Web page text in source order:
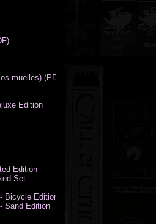
muelles) (PDF)
Edition
Edition
Set
Bicycle Edition
Sand Edition